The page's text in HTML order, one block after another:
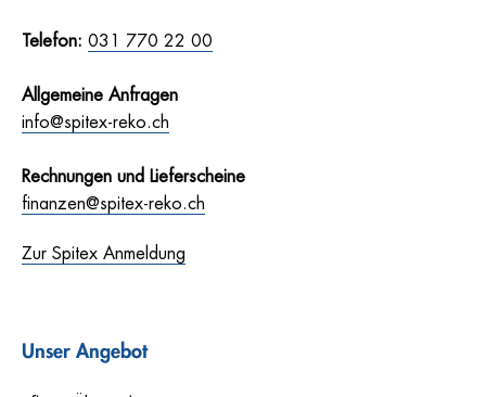
Telefon: 031 770 22 00
Allgemeine Anfragen
info@spitex-reko.ch
Rechnungen und Lieferscheine
finanzen@spitex-reko.ch
Zur Spitex Anmeldung
Unser Angebot